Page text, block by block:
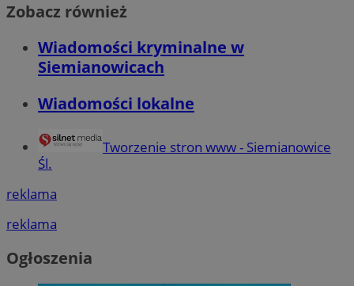
Zobacz również
Wiadomości kryminalne w
Siemianowicach
Wiadomości lokalne
Tworzenie stron www - Siemianowice
Śl.
reklama
reklama
Ogłoszenia